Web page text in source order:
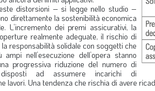
distorsioni – si legge nello studio –
direttamente la sostenibilità economica
L’incremento dei premi assicurativi, la
realmente adeguate, il rischio di
responsabilità solidale con soggetti che
nell’esecuzione dell’opera stanno
progressiva riduzione del numero di
ad assumere incarichi di
lavori. Una tendenza che rischia di avere